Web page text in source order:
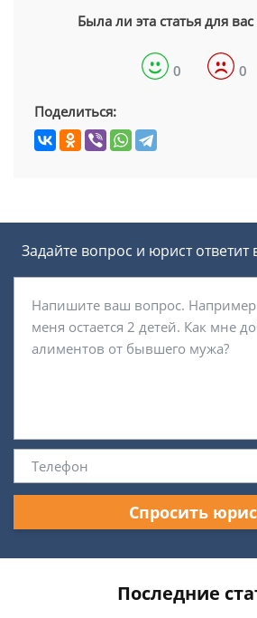
Была ли эта статья для
0 0
Поделиться:
Задайте вопрос и юрист ответит
Спросить
Последние